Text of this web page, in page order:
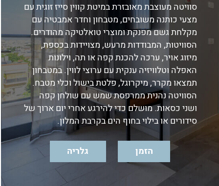
סוויטה מעוצבת מאובזרת במיטת קווין סייז זוגית עם
מצעי כותנה משובחים, מטבחון וחדר אמבטיה עם
מקלחת גשם מפנקת ומוצרי טואלטיקה מהודרים.
הסוויטות, המבודדות מרעש, מצויידות בכספת,
מיזוג אויר, ערכה להכנת קפה או תה, וילונות
האפלה וטלוויזיה ענקית עם ערוצי לווין. במטבחון
תמצאו מקרר, מיקרוגל, פלטת בישול וכלי מטבח.
הסוויטה נהנית ממרפסת שמש עם שולחן קפה
ושני כסאות. מושלם כדי להירגע אחרי יום ארוך של
סידורים או בילוי בחוף הים בקרבת המלון.
הזמן גלריה